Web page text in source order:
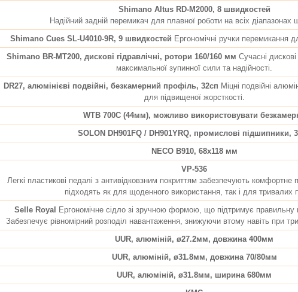
Shimano Altus RD-M2000, 8 швидкостей
Надійний задній перемикач для плавної роботи на всіх діапазонах
Shimano Cues SL-U4010-9R, 9 швидкостей Ергономічні ручки перемикання
Shimano BR-MT200, дискові гідравлічні, ротори 160/160 мм Сучасні
максимальної зупинної сили та надійності.
DR27, алюмінієві подвійні, безкамерний профіль, 32сп Міцні подвійні
для підвищеної жорсткості.
WTB 700C (44мм), можливо використовувати
SOLON DH901FQ / DH901YRQ, промислові підшипники,
NECO B910, 68x118 мм
VP-536
Легкі пластикові педалі з антивідковзним покриттям забезпечують
підходять як для щоденного використання, так і для тривалих
Selle Royal Ергономічне сідло зі зручною формою, що підтримує правильну
Забезпечує рівномірний розподіл навантаження, знижуючи втому навіть при
UUR, алюміній, ø27.2мм, довжина 400мм
UUR, алюміній, ø31.8мм, довжина 70/80мм
UUR, алюміній, ø31.8мм, ширина 680мм